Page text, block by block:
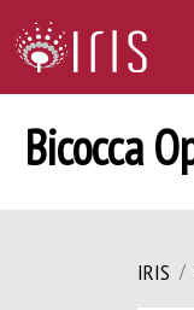
Bicocca
IRIS